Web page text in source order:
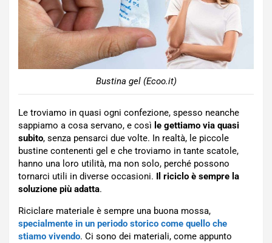
Bustina gel (Ecoo.it)
Le troviamo in quasi ogni confezione, spesso neanche
sappiamo a cosa servano, e così le gettiamo via quasi
subito, senza pensarci due volte. In realtà, le piccole
bustine contenenti gel e che troviamo in tante scatole,
hanno una loro utilità, ma non solo, perché possono
tornarci utili in diverse occasioni. Il riciclo è sempre la
soluzione più adatta.
Riciclare materiale è sempre una buona mossa,
specialmente in un periodo storico come quello che
stiamo vivendo. Ci sono dei materiali, come appunto